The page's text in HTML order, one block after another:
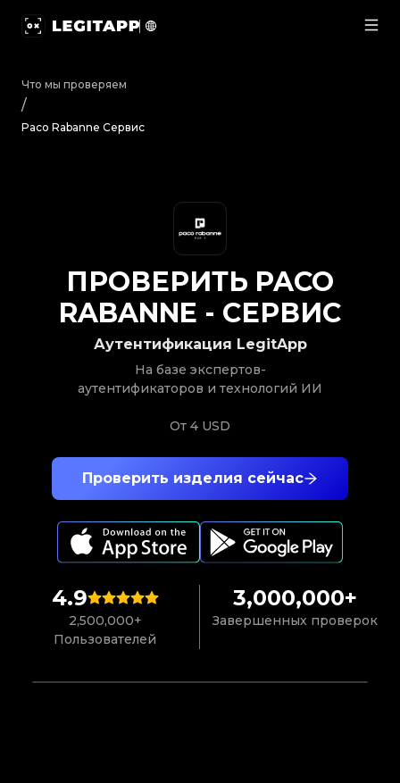
Что мы проверяем
/
Paco Rabanne Сервис
4.9
2,500,000+
Пользователей
3,000,000+
Завершенных проверок
Проверить изделия сейчас
Аутентификация LegitApp
На базе экспертов-
аутентификаторов и технологий ИИ
От 4 USD
ПРОВЕРИТЬ PACO
RABANNE - СЕРВИС